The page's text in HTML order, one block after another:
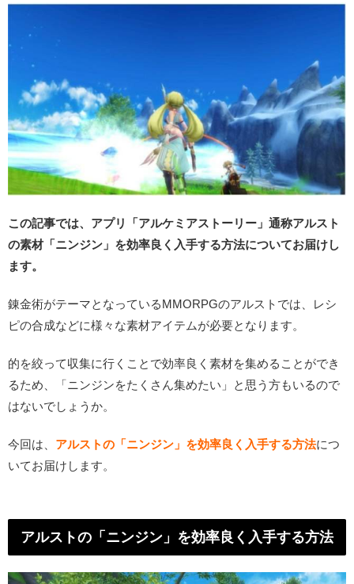
この記事では、アプリ「アルケミアストーリー」通称アルスト
の素材「ニンジン」を効率良く入手する方法についてお届けし
ます。
錬金術がテーマとなっているMMORPGのアルストでは、レシ
ピの合成などに様々な素材アイテムが必要となります。
的を絞って収集に行くことで効率良く素材を集めることができ
るため、「ニンジンをたくさん集めたい」と思う方もいるので
はないでしょうか。
今回は、 アルストの「ニンジン」を効率良く入手する方法につ
いてお届けします。
アルストの「ニンジン」を効率良く入手する方法